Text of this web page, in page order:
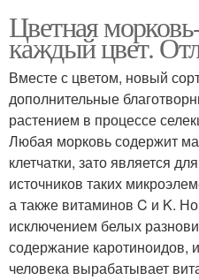
Цветная
каждый цвет.
Вместе с цветом, новый
дополнительные
растением в процессе
Любая морковь содержит
клетчатки, зато является
источников таких
а также витаминов C и K.
исключением белых
содержание каротиноидов,
человека вырабатывает